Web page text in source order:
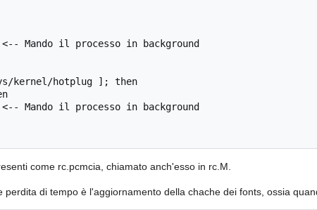
kernel/hotplug ]; then
come rc.pcmcia, chiamato anch'esso in rc.M.
di tempo è l'aggiornamento della chache dei fonts, ossia